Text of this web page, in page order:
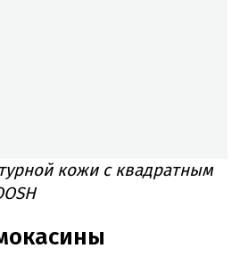
кожи с квадратным